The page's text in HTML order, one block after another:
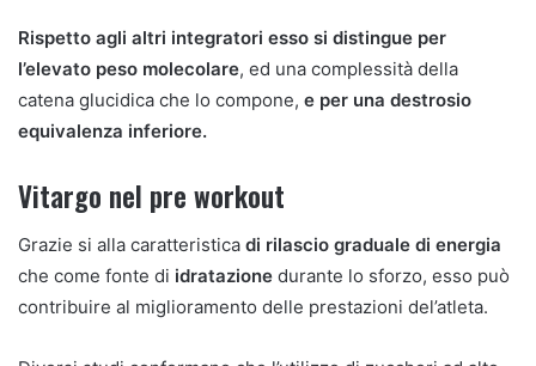
Rispetto agli altri integratori esso si distingue per
l’elevato peso molecolare, ed una complessità della
catena glucidica che lo compone, e per una destrosio
equivalenza inferiore.
Vitargo nel pre workout
Grazie si alla caratteristica di rilascio graduale di energia
che come fonte di idratazione durante lo sforzo, esso può
contribuire al miglioramento delle prestazioni del’atleta.